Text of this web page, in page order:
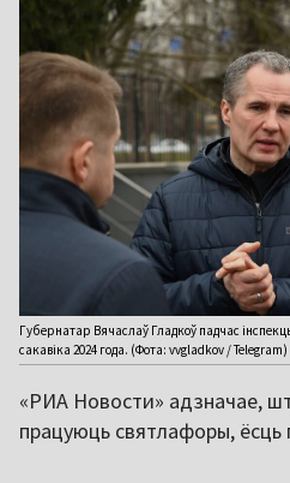
Губернатар Вячаслаў Гладкоў падчас
сакавіка 2024 года. (Фота: vvgladkov / Telegram)
«РИА Новости» адзначае,
працуюць святлафоры, ёсць